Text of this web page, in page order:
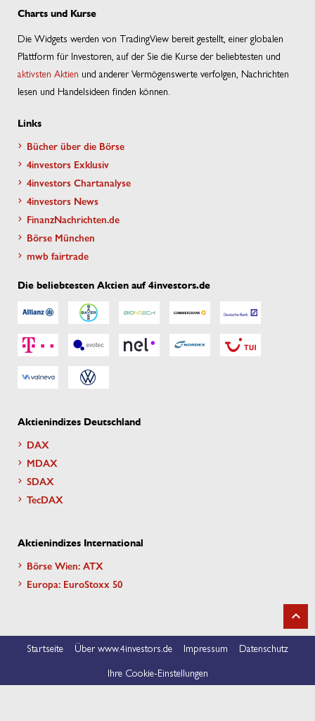
Charts und Kurse
Die Widgets werden von TradingView bereit gestellt, einer globalen
Plattform für Investoren, auf der Sie die Kurse der beliebtesten und
aktivsten Aktien und anderer Vermögenswerte verfolgen, Nachrichten
lesen und Handelsideen finden können.
Links
Bücher über die Börse
4investors Exklusiv
4investors Chartanalyse
4investors News
FinanzNachrichten.de
Börse München
mwb fairtrade
Die beliebtesten Aktien auf 4investors.de
Aktienindizes Deutschland
DAX
MDAX
SDAX
TecDAX
Aktienindizes International
Börse Wien: ATX
Europa: EuroStoxx 50
Startseite Über www.4investors.de Impressum
Datenschutz
Ihre Cookie-Einstellungen